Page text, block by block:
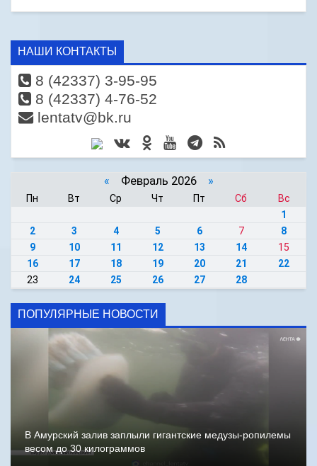
НАШИ КОНТАКТЫ
8 (42337) 3-95-95
8 (42337) 4-76-52
lentatv@bk.ru
« Февраль 2026 »
Пн Вт Ср Чт Пт Сб
Вс
1
2
3 4 5 6 7
8
9
10 11 12 13 14
15
16
17 18 19 20 21
22
23
24 25 26 27 28
ПОПУЛЯРНЫЕ НОВОСТИ
В Амурский залив заплыли гигантские медузы-ропилемы
весом до 30 килограммов